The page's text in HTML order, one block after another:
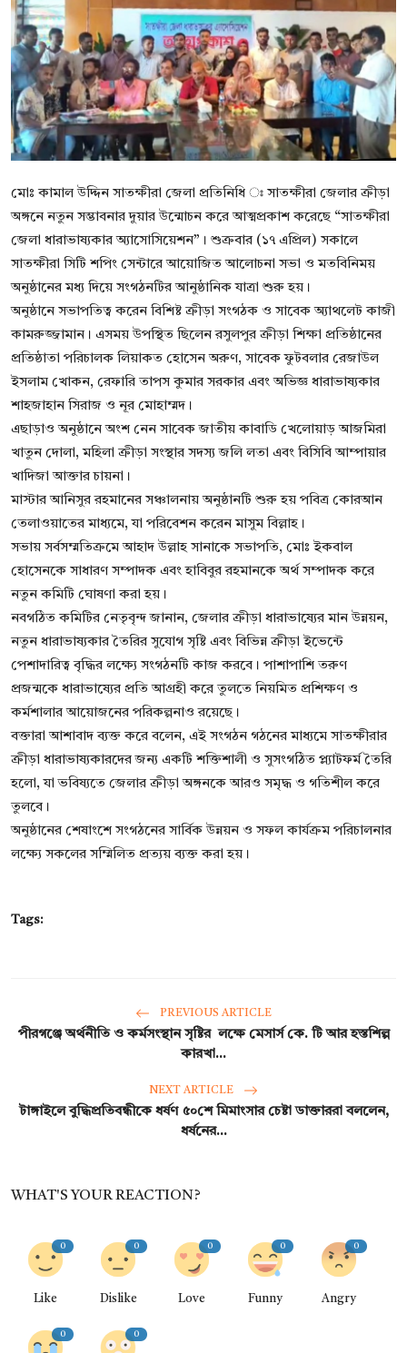
বিনোদন
বাণিজ্য
শিল্প ও সাহিত্য
জাতীয়
রাজনীতি
Bangla
মোঃ কামাল উদ্দিন সাতক্ষীরা জেলা প্রতিনিধি ঃ সাতক্ষীরা জেলার ক্রীড়া
অঙ্গনে নতুন সম্ভাবনার দুয়ার উন্মোচন করে আত্মপ্রকাশ করেছে “সাতক্ষীরা
জেলা ধারাভাষ্যকার অ্যাসোসিয়েশন”। শুক্রবার (১৭ এপ্রিল) সকালে
সাতক্ষীরা সিটি শপিং সেন্টারে আয়োজিত আলোচনা সভা ও মতবিনিময়
অনুষ্ঠানের মধ্য দিয়ে সংগঠনটির আনুষ্ঠানিক যাত্রা শুরু হয়।
অনুষ্ঠানে সভাপতিত্ব করেন বিশিষ্ট ক্রীড়া সংগঠক ও সাবেক অ্যাথলেট কাজী
কামরুজ্জামান। এসময় উপস্থিত ছিলেন রসুলপুর ক্রীড়া শিক্ষা প্রতিষ্ঠানের
প্রতিষ্ঠাতা পরিচালক লিয়াকত হোসেন অরুণ, সাবেক ফুটবলার রেজাউল
ইসলাম খোকন, রেফারি তাপস কুমার সরকার এবং অভিজ্ঞ ধারাভাষ্যকার
শাহজাহান সিরাজ ও নূর মোহাম্মদ।
এছাড়াও অনুষ্ঠানে অংশ নেন সাবেক জাতীয় কাবাডি খেলোয়াড় আজমিরা
খাতুন দোলা, মহিলা ক্রীড়া সংস্থার সদস্য জলি লতা এবং বিসিবি আম্পায়ার
খাদিজা আক্তার চায়না।
মাস্টার আনিসুর রহমানের সঞ্চালনায় অনুষ্ঠানটি শুরু হয় পবিত্র কোরআন
তেলাওয়াতের মাধ্যমে, যা পরিবেশন করেন মাসুম বিল্লাহ।
সভায় সর্বসম্মতিক্রমে আহাদ উল্লাহ সানাকে সভাপতি, মোঃ ইকবাল
হোসেনকে সাধারণ সম্পাদক এবং হাবিবুর রহমানকে অর্থ সম্পাদক করে
নতুন কমিটি ঘোষণা করা হয়।
নবগঠিত কমিটির নেতৃবৃন্দ জানান, জেলার ক্রীড়া ধারাভাষ্যের মান উন্নয়ন,
নতুন ধারাভাষ্যকার তৈরির সুযোগ সৃষ্টি এবং বিভিন্ন ক্রীড়া ইভেন্টে
পেশাদারিত্ব বৃদ্ধির লক্ষ্যে সংগঠনটি কাজ করবে। পাশাপাশি তরুণ
প্রজন্মকে ধারাভাষ্যের প্রতি আগ্রহী করে তুলতে নিয়মিত প্রশিক্ষণ ও
কর্মশালার আয়োজনের পরিকল্পনাও রয়েছে।
বক্তারা আশাবাদ ব্যক্ত করে বলেন, এই সংগঠন গঠনের মাধ্যমে সাতক্ষীরার
ক্রীড়া ধারাভাষ্যকারদের জন্য একটি শক্তিশালী ও সুসংগঠিত প্ল্যাটফর্ম তৈরি
হলো, যা ভবিষ্যতে জেলার ক্রীড়া অঙ্গনকে আরও সমৃদ্ধ ও গতিশীল করে
তুলবে।
অনুষ্ঠানের শেষাংশে সংগঠনের সার্বিক উন্নয়ন ও সফল কার্যক্রম পরিচালনার
লক্ষ্যে সকলের সম্মিলিত প্রত্যয় ব্যক্ত করা হয়।
Tags:
PREVIOUS ARTICLE
পীরগঞ্জে অর্থনীতি ও কর্মসংস্থান সৃষ্টির লক্ষে মেসার্স কে. টি আর হস্তশিল্প
কারখা...
NEXT ARTICLE
টাঙ্গাইলে বুদ্ধিপ্রতিবন্ধীকে ধর্ষণ ৫০শে মিমাংসার চেষ্টা ডাক্তাররা বললেন,
ধর্ষনের...
WHAT'S YOUR REACTION?
0
Like
0
Dislike
0
Love
0
Funny
0
Angry
0 0